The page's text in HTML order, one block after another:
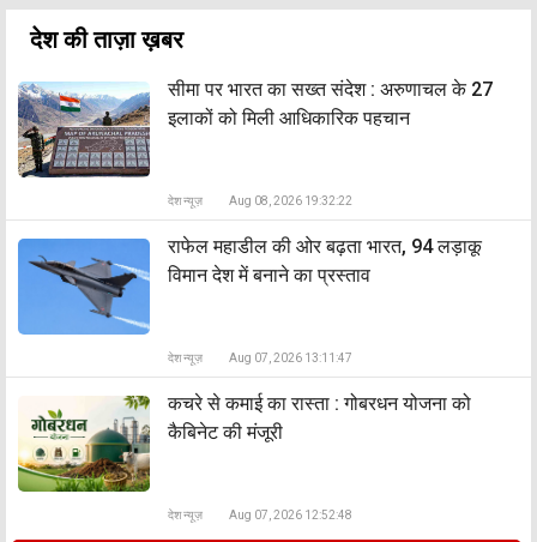
देश की ताज़ा ख़बर
सीमा पर भारत का सख्त संदेश : अरुणाचल के 27
इलाकों को मिली आधिकारिक पहचान
देश न्यूज़ Aug 08, 2026 19:32:22
राफेल महाडील की ओर बढ़ता भारत, 94 लड़ाकू
विमान देश में बनाने का प्रस्ताव
देश न्यूज़ Aug 07, 2026 13:11:47
कचरे से कमाई का रास्ता : गोबरधन योजना को
कैबिनेट की मंजूरी
देश न्यूज़ Aug 07, 2026 12:52:48